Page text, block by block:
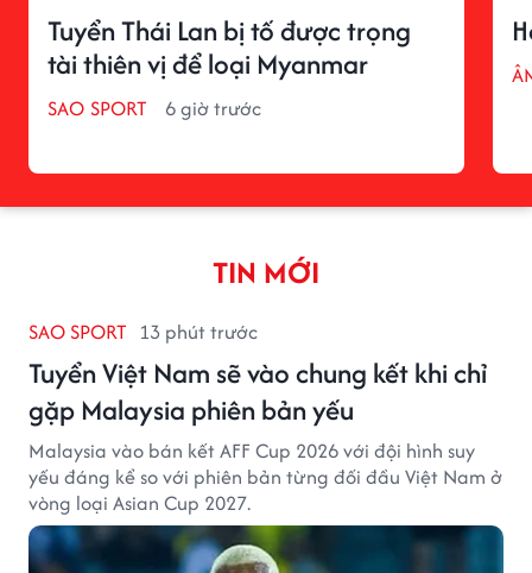
Tuyển Thái Lan bị tố được trọng
tài thiên vị để loại Myanmar
SAO SPORT 6 giờ trước
TIN MỚI
SAO SPORT 13 phút trước
Tuyển Việt Nam sẽ vào chung kết khi chỉ
gặp Malaysia phiên bản yếu
Malaysia vào bán kết AFF Cup 2026 với đội hình suy
yếu đáng kể so với phiên bản từng đối đầu Việt Nam ở
vòng loại Asian Cup 2027.